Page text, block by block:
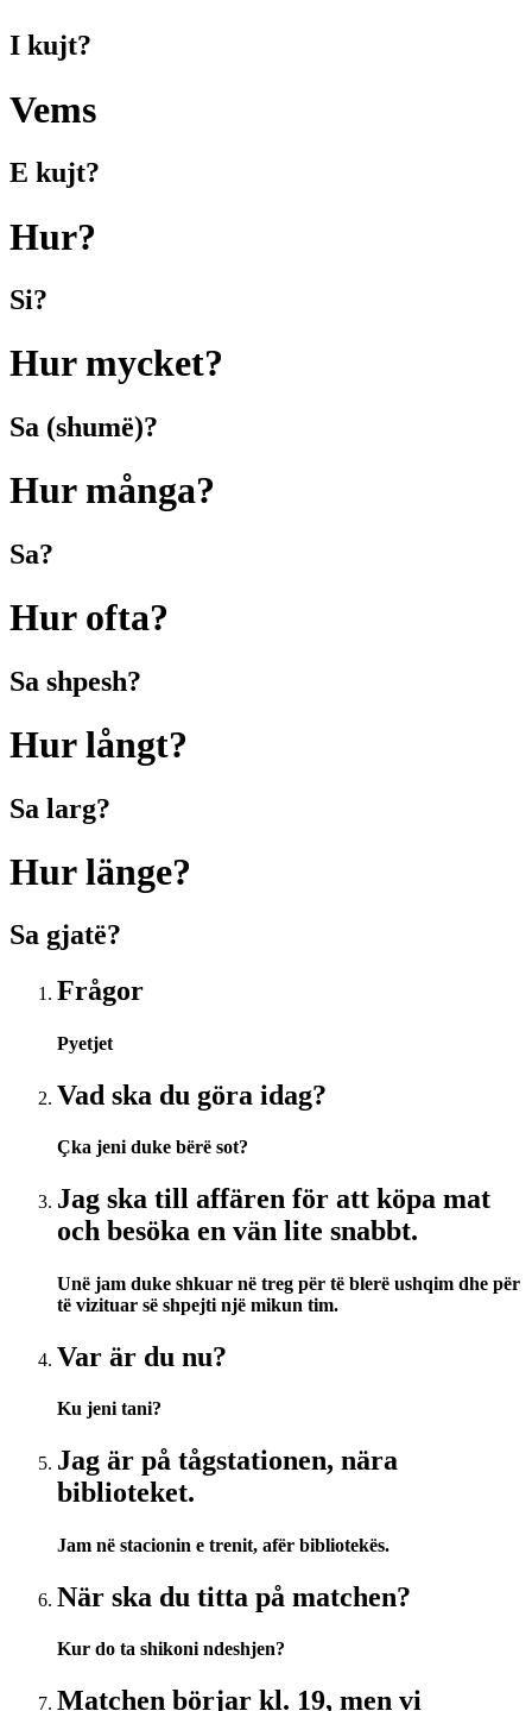
I kujt?
Vems
E kujt?
Hur?
Si?
Hur mycket?
Sa (shumë)?
Hur många?
Sa?
Hur ofta?
Sa shpesh?
Hur långt?
Sa larg?
Hur länge?
Sa gjatë?
Frågor
Pyetjet
Vad ska du göra idag?
Çka jeni duke bërë sot?
Jag ska till affären för att köpa mat
och besöka en vän lite snabbt.
Unë jam duke shkuar në treg për të blerë ushqim dhe për
të vizituar së shpejti një mikun tim.
Var är du nu?
Ku jeni tani?
Jag är på tågstationen, nära
biblioteket.
Jam në stacionin e trenit, afër bibliotekës.
När ska du titta på matchen?
Kur do ta shikoni ndeshjen?
Matchen börjar kl. 19, men vi